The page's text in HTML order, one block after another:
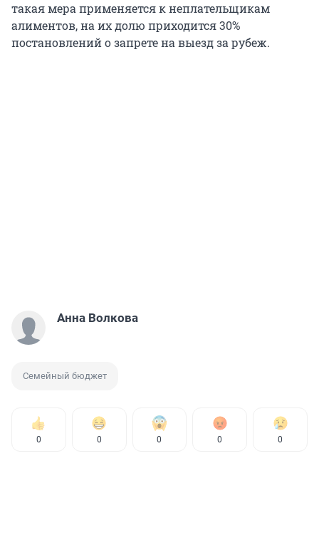
такая мера применяется к неплательщикам
алиментов, на их долю приходится 30%
постановлений о запрете на выезд за рубеж.
Анна Волкова
Семейный бюджет
0 0 0 0 0